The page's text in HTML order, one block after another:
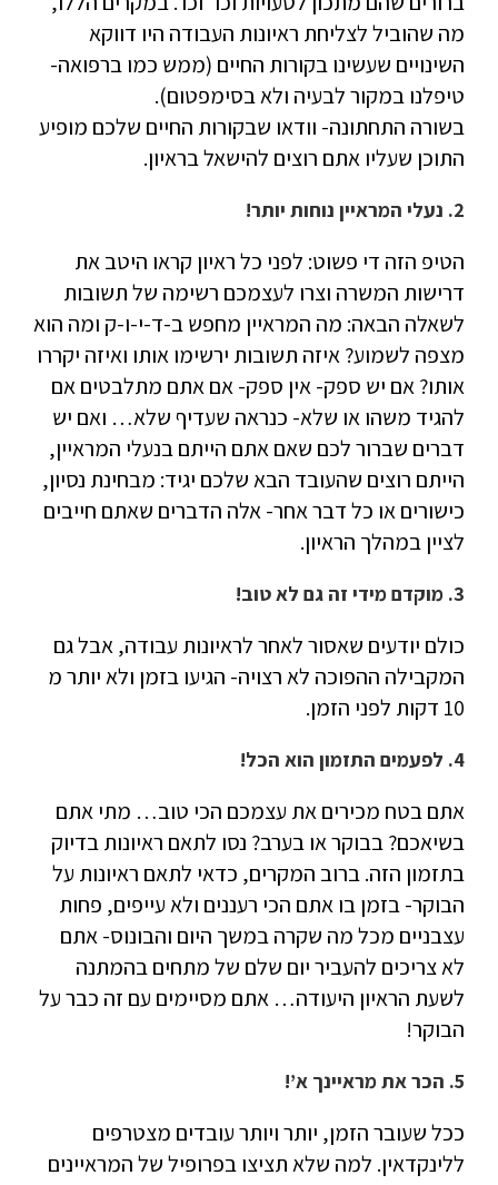
מה שהוביל לצליחת ראיונות העבודה היו דווקא
השינויים שעשינו בקורות החיים (ממש כמו ברפואה-
טיפלנו במקור לבעיה ולא בסימפטום).
בשורה התחתונה- וודאו שבקורות החיים שלכם מופיע
התוכן שעליו אתם רוצים להישאל בראיון.
2. נעלי המראיין נוחות יותר!
הטיפ הזה די פשוט: לפני כל ראיון קראו היטב את
דרישות המשרה וצרו לעצמכם רשימה של תשובות
לשאלה הבאה: מה המראיין מחפש ב-ד-י-ו-ק ומה הוא
מצפה לשמוע? איזה תשובות ירשימו אותו ואיזה יקררו
אותו? אם יש ספק- אין ספק- אם אתם מתלבטים אם
להגיד משהו או שלא- כנראה שעדיף שלא… ואם יש
דברים שברור לכם שאם אתם הייתם בנעלי המראיין,
הייתם רוצים שהעובד הבא שלכם יגיד: מבחינת נסיון,
כישורים או כל דבר אחר- אלה הדברים שאתם חייבים
לציין במהלך הראיון.
3. מוקדם מידי זה גם לא טוב!
כולם יודעים שאסור לאחר לראיונות עבודה, אבל גם
המקבילה ההפוכה לא רצויה- הגיעו בזמן ולא יותר מ
10 דקות לפני הזמן.
4. לפעמים התזמון הוא הכל!
אתם בטח מכירים את עצמכם הכי טוב… מתי אתם
בשיאכם? בבוקר או בערב? נסו לתאם ראיונות בדיוק
בתזמון הזה. ברוב המקרים, כדאי לתאם ראיונות על
הבוקר- בזמן בו אתם הכי רעננים ולא עייפים, פחות
עצבניים מכל מה שקרה במשך היום והבונוס- אתם
לא צריכים להעביר יום שלם של מתחים בהמתנה
לשעת הראיון היעודה… אתם מסיימים עם זה כבר על
הבוקר!
5. הכר את מראיינך א’!
ככל שעובר הזמן, יותר ויותר עובדים מצטרפים
ללינקדאין. למה שלא תציצו בפרופיל של המראיינים